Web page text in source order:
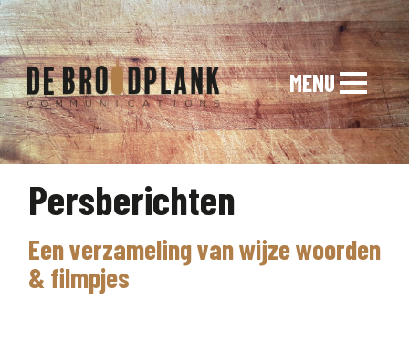
MENU
Persberichten
Een verzameling van wijze woorden
& filmpjes